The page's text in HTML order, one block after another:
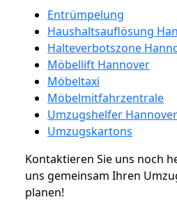
Entrümpelung
Haushaltsauflösung
Halteverbotszone
Möbellift Hannover
Möbeltaxi
Möbelmitfahrzentrale
Umzugshelfer Hannover
Umzugskartons
Kontaktieren Sie uns noch
uns gemeinsam Ihren
planen!